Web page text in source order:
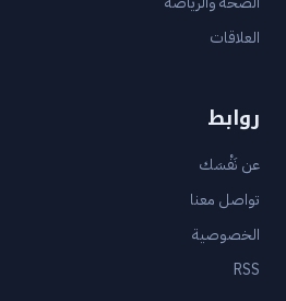
العلاقات
روابط
عن نَفْسَك
تواصل معنا
الخصوصية
RSS